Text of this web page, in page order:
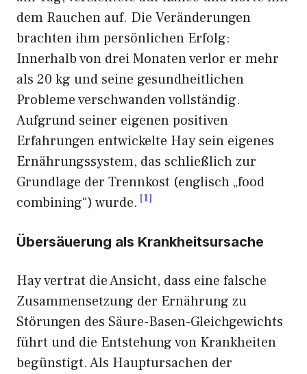
dem Rauchen auf. Die Veränderungen
brachten ihm persönlichen Erfolg:
Innerhalb von drei Monaten verlor er mehr
als 20 kg und seine gesundheitlichen
Probleme verschwanden vollständig.
Aufgrund seiner eigenen positiven
Erfahrungen entwickelte Hay sein eigenes
Ernährungssystem, das schließlich zur
Grundlage der Trennkost (englisch „food
combining“) wurde. 1
Übersäuerung als Krankheitsursache
Hay vertrat die Ansicht, dass eine falsche
Zusammensetzung der Ernährung zu
Störungen des Säure-Basen-Gleichgewichts
führt und die Entstehung von Krankheiten
begünstigt. Als Hauptursachen der